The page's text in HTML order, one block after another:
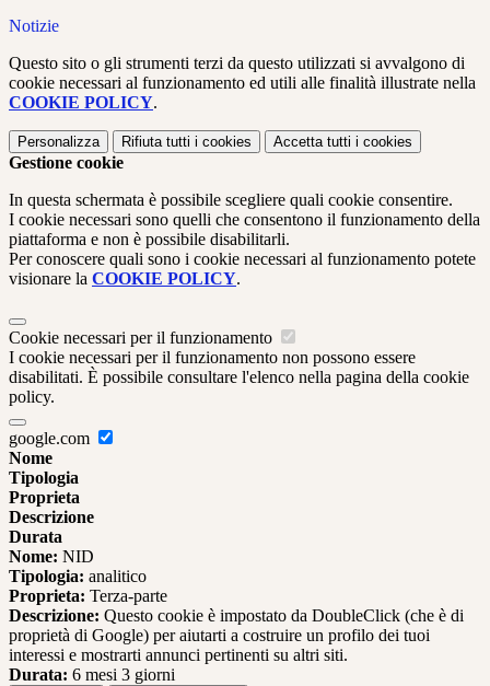
Notizie
Questo sito o gli strumenti terzi da questo utilizzati si avvalgono di
cookie necessari al funzionamento ed utili alle finalità illustrate nella
COOKIE POLICY.
Personalizza Rifiuta tutti i cookies Accetta tutti i cookies
Gestione cookie
In questa schermata è possibile scegliere quali cookie consentire.
I cookie necessari sono quelli che consentono il funzionamento della
piattaforma e non è possibile disabilitarli.
Per conoscere quali sono i cookie necessari al funzionamento potete
visionare la COOKIE POLICY.
Cookie necessari per il funzionamento
I cookie necessari per il funzionamento non possono essere
disabilitati. È possibile consultare l'elenco nella pagina della cookie
policy.
google.com
Nome
Tipologia
Proprieta
Descrizione
Durata
Nome: NID
Tipologia: analitico
Proprieta: Terza-parte
Descrizione: Questo cookie è impostato da DoubleClick (che è di
proprietà di Google) per aiutarti a costruire un profilo dei tuoi
interessi e mostrarti annunci pertinenti su altri siti.
Durata: 6 mesi 3 giorni